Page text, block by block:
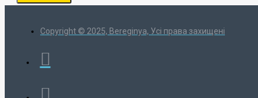
Copyright © 2025, Bereginya, Усі права захищені